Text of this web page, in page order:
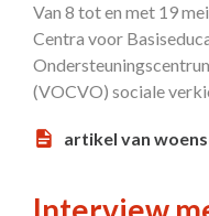
Van 8 tot en met 19
Centra voor
(VOCVO) sociale
artikel van